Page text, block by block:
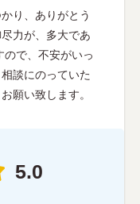
り、ありがとう
力が、多大であ
ので、不安がいっ
談にのっていた
願い致します。
5.0